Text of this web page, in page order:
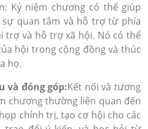
Kỷ niệm chương có thể giúp
quan tâm và hỗ trợ từ phía
trợ và hỗ trợ xã hội. Nó có thể
hội trong cộng đồng và thúc
họ.
và đóng góp:Kết nối và tương
chương thường liên quan đến
chính trị, tạo cơ hội cho các